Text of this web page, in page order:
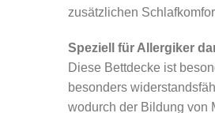
zusätzlichen
Speziell für Allergiker
Diese Bettdecke ist
besonders
wodurch der Bildung von